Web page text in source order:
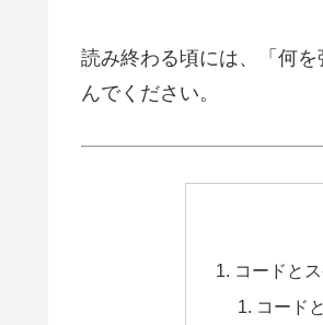
読み終わる頃には、「何
んでください。
コードと
コード